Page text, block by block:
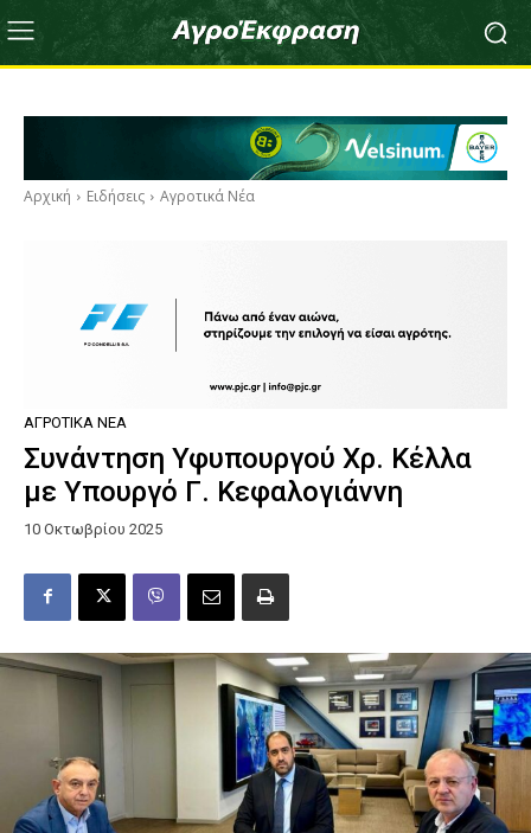
Αρχική Ειδήσεις Αγροτικά Νέα
ΑΓΡΟΤΙΚΆ ΝΈΑ
Συνάντηση Υφυπουργού Χρ. Κέλλα
με Υπουργό Γ. Κεφαλογιάννη
10 Οκτωβρίου 2025